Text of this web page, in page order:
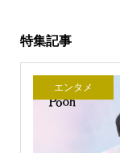
特集記事
エンタメ